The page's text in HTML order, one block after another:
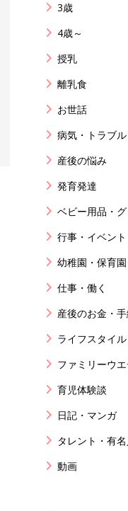
3歳
4歳～
授乳
離乳食
お世話
病気・トラブル
産後の悩み
発育発達
ベビー用品・
行事・イベント
幼稚園・保育園
仕事・働く
産後のお金・手
ライフスタイル
ファミリーウ
育児体験談
日記・マンガ
タレント・有名
動画